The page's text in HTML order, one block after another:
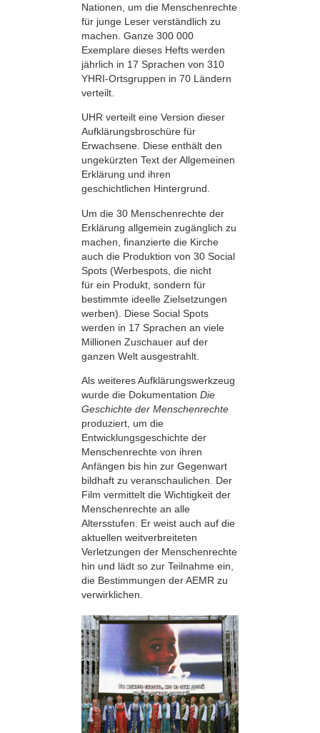
Nationen, um die Menschenrechte
für junge Leser verständlich zu
machen. Ganze 300 000
Exemplare dieses Hefts werden
jährlich in 17 Sprachen von 310
YHRI-Ortsgruppen in 70 Ländern
verteilt.
UHR verteilt eine Version dieser
Aufklärungs­broschüre für
Erwachsene. Diese enthält den
ungekürzten Text der Allgemeinen
Erklärung und ihren
geschichtlichen Hintergrund.
Um die 30 Menschenrechte der
Erklärung allgemein zugänglich zu
machen, finanzierte die Kirche
auch die Produktion von 30 Social
Spots (Werbespots, die nicht
für ein Produkt, sondern für
bestimmte ideelle Zielsetzungen
werben). Diese Social Spots
werden in 17 Sprachen an viele
Millionen Zuschauer auf der
ganzen Welt ausgestrahlt.
Als weiteres Aufklärungswerkzeug
wurde die Dokumentation Die
Geschichte der Menschenrechte
produziert, um die
Entwicklungsgeschichte der
Menschenrechte von ihren
Anfängen bis hin zur Gegenwart
bildhaft zu veranschaulichen. Der
Film vermittelt die Wichtigkeit der
Menschenrechte an alle
Altersstufen. Er weist auch auf die
aktuellen weitverbreiteten
Verletzungen der Menschenrechte
hin und lädt so zur Teilnahme ein,
die Bestimmungen der AEMR zu
verwirklichen.